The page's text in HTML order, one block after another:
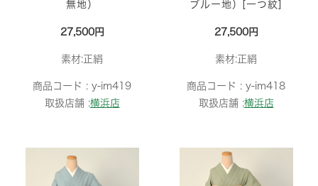
無地）
27,500円
素材:正絹
商品コード : y-im419
取扱店舗 :横浜店
ブルー地）[一つ紋]
27,500円
素材:正絹
商品コード : y-im418
取扱店舗 :横浜店